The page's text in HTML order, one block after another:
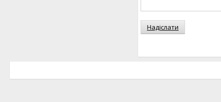
Надіслати